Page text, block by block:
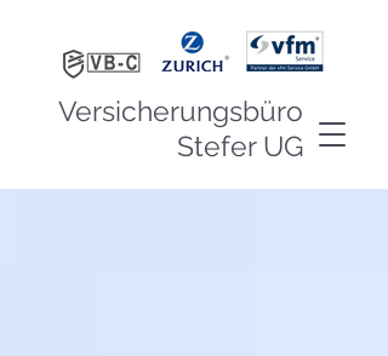
Versicherungsbüro
Stefer UG